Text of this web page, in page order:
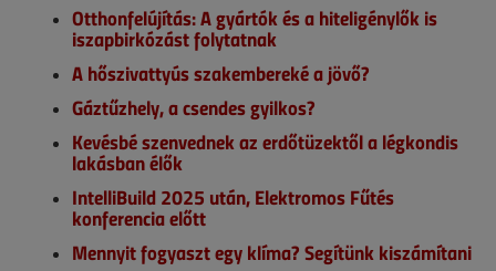
Otthonfelújítás: A gyártók és a hiteligénylők is
iszapbirkózást folytatnak
A hőszivattyús szakembereké a jövő?
Gáztűzhely, a csendes gyilkos?
Kevésbé szenvednek az erdőtüzektől a légkondis
lakásban élők
IntelliBuild 2025 után, Elektromos Fűtés
konferencia előtt
Mennyit fogyaszt egy klíma? Segítünk kiszámítani